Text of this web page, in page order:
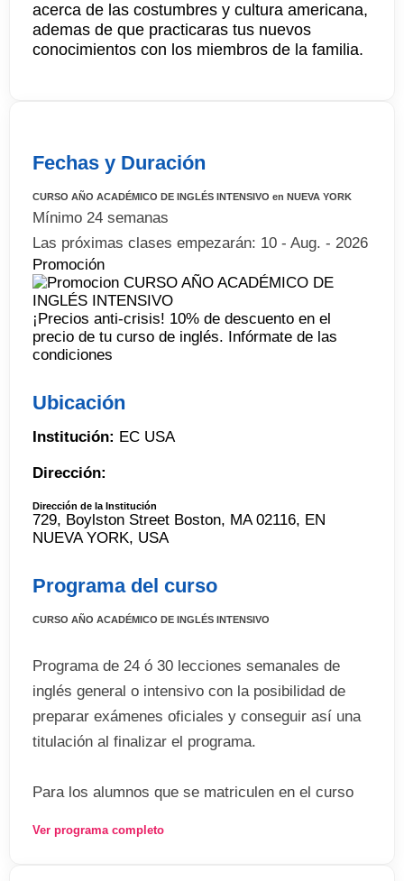
acerca de las costumbres y cultura americana,
ademas de que practicaras tus nuevos
conocimientos con los miembros de la familia.
Fechas y Duración
CURSO AÑO ACADÉMICO DE INGLÉS INTENSIVO en NUEVA YORK
Mínimo 24 semanas
Las próximas clases empezarán: 10 - Aug. - 2026
Promoción
¡Precios anti-crisis! 10% de descuento en el
precio de tu curso de inglés. Infórmate de las
condiciones
Ubicación
Institución: EC USA
Dirección:
Dirección de la Institución
729, Boylston Street Boston, MA 02116, EN
NUEVA YORK, USA
Programa del curso
CURSO AÑO ACADÉMICO DE INGLÉS INTENSIVO
Programa de 24 ó 30 lecciones semanales de
inglés general o intensivo con la posibilidad de
preparar exámenes oficiales y conseguir así una
titulación al finalizar el programa.
Para los alumnos que se matriculen en el curso
y ayuda para solicitar el ingreso a una de las
Ver programa completo